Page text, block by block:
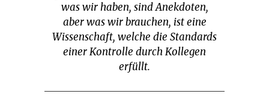
was wir haben, sind Anekdoten,
aber was wir brauchen, ist eine
Wissenschaft, welche die Standards
einer Kontrolle durch Kollegen
erfüllt.